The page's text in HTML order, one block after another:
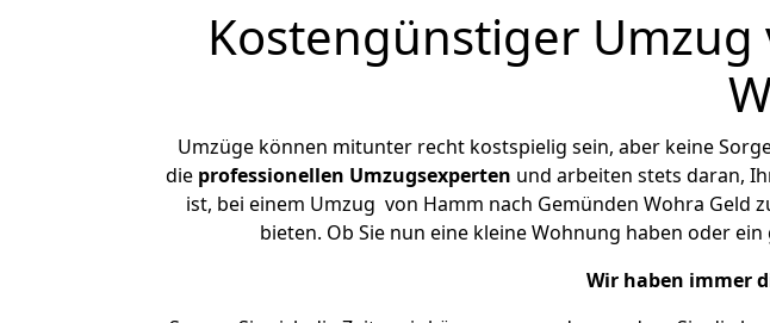
Kostengünstiger
Umzüge können mitunter recht kostspielig sein, aber keine
die professionellen Umzugsexperten und arbeiten stets daran,
ist, bei einem Umzug von Hamm nach Gemünden Wohra Geld
bieten. Ob Sie nun eine kleine Wohnung haben oder
Wir haben immer